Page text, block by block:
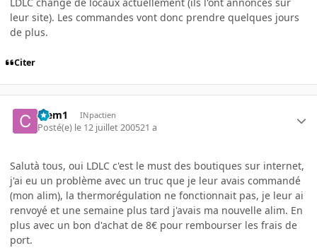
LDLC change de locaux actuellement (ils l'ont annoncés sur
leur site). Les commandes vont donc prendre quelques jours
de plus.
Citer
Clem1 INpactien
Posté(e) le 12 juillet 200521 a
Salutà tous, oui LDLC c'est le must des boutiques sur internet,
j'ai eu un problème avec un truc que je leur avais commandé
(mon alim), la thermorégulation ne fonctionnait pas, je leur ai
renvoyé et une semaine plus tard j'avais ma nouvelle alim. En
plus avec un bon d'achat de 8€ pour rembourser les frais de
port.